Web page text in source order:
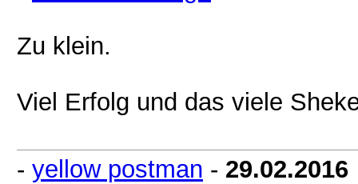
Zu klein.
Viel Erfolg und das viele
- yellow postman - 29.02.2016